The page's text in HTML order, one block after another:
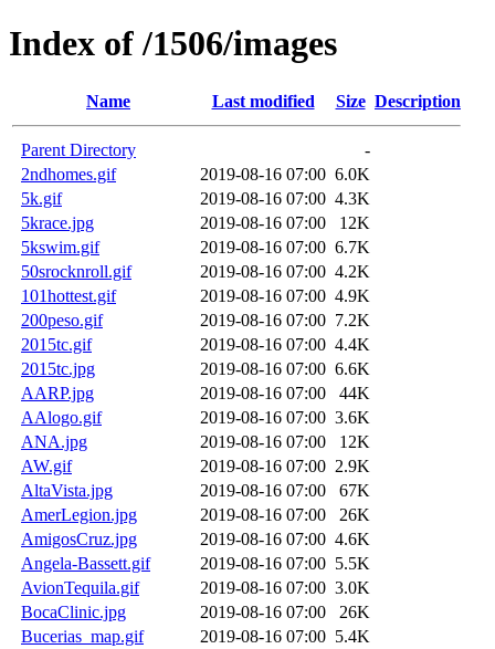
Index of /1506/images
Name Last modified Size Description
Parent Directory
-
2ndhomes.gif
2019-08-16 07:00 6.0K
5k.gif
2019-08-16 07:00 4.3K
5krace.jpg
2019-08-16 07:00
12K
5kswim.gif
2019-08-16 07:00 6.7K
50srocknroll.gif
2019-08-16 07:00 4.2K
101hottest.gif
2019-08-16 07:00 4.9K
200peso.gif
2019-08-16 07:00 7.2K
2015tc.gif
2019-08-16 07:00 4.4K
2015tc.jpg
2019-08-16 07:00 6.6K
AARP.jpg
2019-08-16 07:00
44K
AAlogo.gif
2019-08-16 07:00 3.6K
ANA.jpg
2019-08-16 07:00
12K
AW.gif
2019-08-16 07:00 2.9K
AltaVista.jpg
2019-08-16 07:00
67K
AmerLegion.jpg
2019-08-16 07:00
26K
AmigosCruz.jpg
2019-08-16 07:00 4.6K
Angela-Bassett.gif
2019-08-16 07:00 5.5K
AvionTequila.gif
2019-08-16 07:00 3.0K
BocaClinic.jpg
2019-08-16 07:00
26K
Bucerias_map.gif
2019-08-16 07:00 5.4K